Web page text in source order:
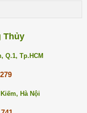
Thủy
Q.1, Tp.HCM
Hà Nội